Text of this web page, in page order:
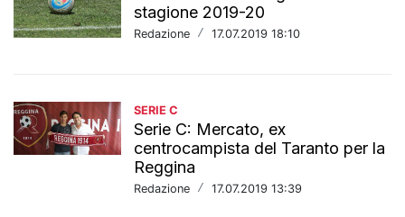
stagione 2019-20
Redazione / 17.07.2019 18:10
SERIE C
Serie C: Mercato, ex
centrocampista del Taranto per la
Reggina
Redazione / 17.07.2019 13:39